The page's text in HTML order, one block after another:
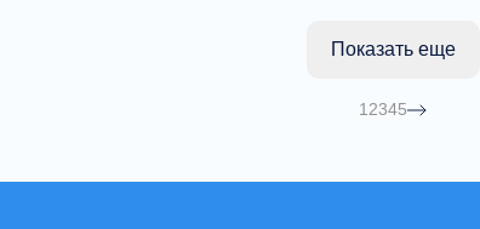
Показать еще
1 2345